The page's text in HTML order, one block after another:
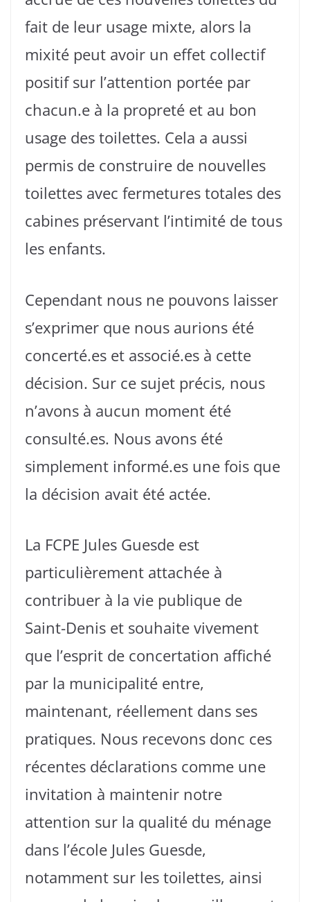
fait de leur usage mixte, alors la
mixité peut avoir un effet collectif
positif sur l’attention portée par
chacun.e à la propreté et au bon
usage des toilettes. Cela a aussi
permis de construire de nouvelles
toilettes avec fermetures totales des
cabines préservant l’intimité de tous
les enfants.
Cependant nous ne pouvons laisser
s’exprimer que nous aurions été
concerté.es et associé.es à cette
décision. Sur ce sujet précis, nous
n’avons à aucun moment été
consulté.es. Nous avons été
simplement informé.es une fois que
la décision avait été actée.
La FCPE Jules Guesde est
particulièrement attachée à
contribuer à la vie publique de
Saint-Denis et souhaite vivement
que l’esprit de concertation affiché
par la municipalité entre,
maintenant, réellement dans ses
pratiques. Nous recevons donc ces
récentes déclarations comme une
invitation à maintenir notre
attention sur la qualité du ménage
dans l’école Jules Guesde,
notamment sur les toilettes, ainsi